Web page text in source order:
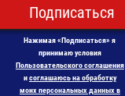
Подписаться
Нажимая «Подписаться» я
принимаю условия
Пользовательского соглашения
исоглашаюсь на обработку
моих персональных данных в